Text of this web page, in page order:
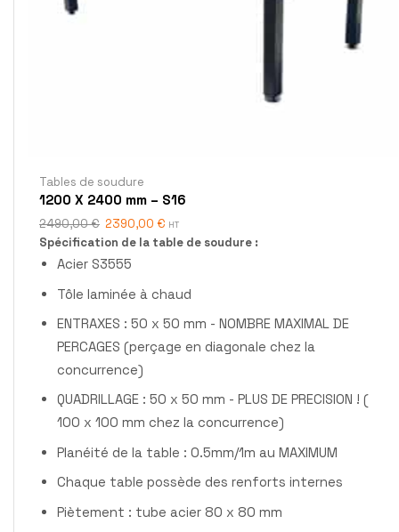
Tables de soudure
1200 X 2400 mm – S16
2490,00€ 2390,00 € HT
Spécification de la table de soudure :
Acier S3555
Tôle laminée à chaud
ENTRAXES : 50 x 50 mm - NOMBRE MAXIMAL DE
PERCAGES (perçage en diagonale chez la
concurrence)
QUADRILLAGE : 50 x 50 mm - PLUS DE PRECISION ! (
100 x 100 mm chez la concurrence)
Planéité de la table : 0.5mm/1m au MAXIMUM
Chaque table possède des renforts internes
Piètement : tube acier 80 x 80 mm